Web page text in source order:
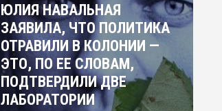
ЮЛИЯ НАВАЛЬНАЯ
ЗАЯВИЛА, ЧТО ПОЛИТИКА
ОТРАВИЛИ В КОЛОНИИ —
ЭТО, ПО ЕЕ СЛОВАМ,
ПОДТВЕРДИЛИ ДВЕ
ЛАБОРАТОРИИ